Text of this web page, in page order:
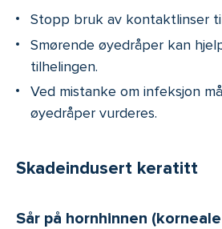
Stopp bruk av kontaktlinser
Smørende øyedråper kan
tilhelingen.
Ved mistanke om infeksjon
øyedråper vurderes.
Skadeindusert keratitt
Sår på hornhinnen